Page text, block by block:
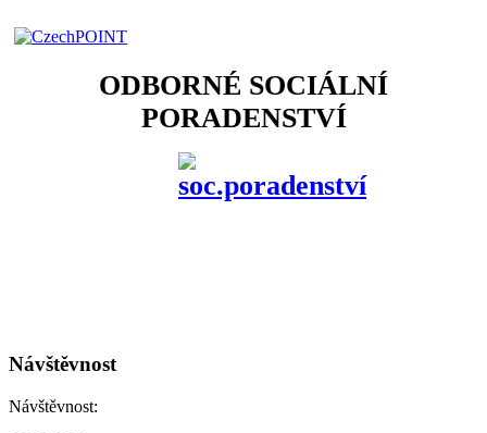
ODBORNÉ SOCIÁLNÍ
PORADENSTVÍ
Návštěvnost
Návštěvnost: